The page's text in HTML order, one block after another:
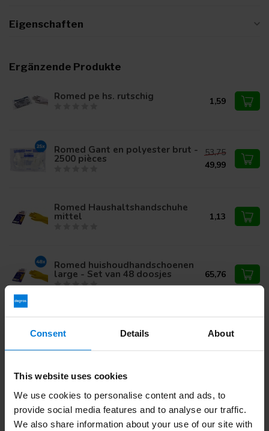
Consent Details About
This website uses cookies
We use cookies to personalise content and ads, to
provide social media features and to analyse our traffic.
We also share information about your use of our site with
Eigenschaften
Ergänzende Produkte
Romed pe hs. rutschig 1,59
Romed Gant en polyester brut -
2500 pièces
53,75
49,99
Romed Haushaltshandschuhe
mittel 1,13
Romed huishoudhandschoenen
large - Set van 48 doosjes 65,76
small - Set van 48 doosjes 65,76
Haben Sie Fragen zu diesem Produkt?
Oder benötigen Sie Hilfe bei Ihrer Bestellung? Kontaktieren
+ an 31 (0)30
203 59 02